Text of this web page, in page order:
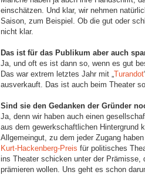
einschätzen. Und klar, wir nehmen
Saison, zum Beispiel. Ob die gut oder
nicht klar.
Das ist für das Publikum aber auch
Ja, und oft es ist dann so, wenn es gut
Das war extrem letztes Jahr mit „Turandot
ausverkauft. Das ist auch beim Theater
Sind sie den Gedanken der Gründer
Ja, denn wir haben auch einen
aus dem gewerkschaftlichen Hintergrund
Allgemeingut, zu dem jeder Zugang
Kurt-Hackenberg-Preis für politisches
ins Theater schicken unter der
prämieren wollen. Uns geht es schon